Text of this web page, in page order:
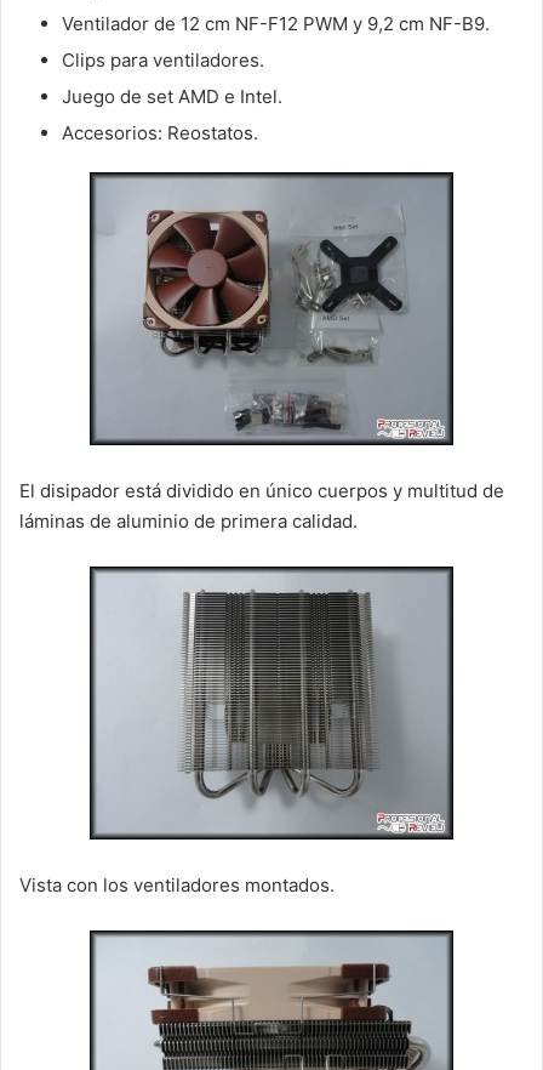
Ventilador de 12 cm NF-F12 PWM y 9,2 cm NF-B9.
Clips para ventiladores.
Juego de set AMD e Intel.
Accesorios: Reostatos.
El disipador está dividido en único cuerpos y multitud de
láminas de aluminio de primera calidad.
Vista con los ventiladores montados.